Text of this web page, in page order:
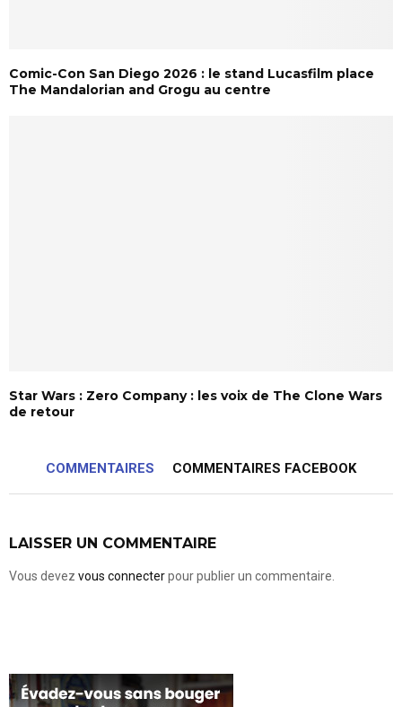
Comic-Con San Diego 2026 : le stand Lucasfilm place
The Mandalorian and Grogu au centre
Star Wars : Zero Company : les voix de The Clone Wars
de retour
COMMENTAIRES COMMENTAIRES FACEBOOK
LAISSER UN COMMENTAIRE
Vous devez vous connecterpour publier un commentaire.